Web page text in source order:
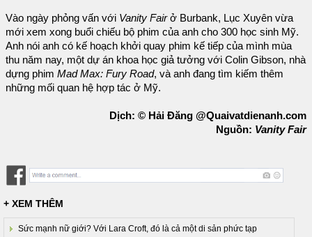
Vào ngày phỏng vấn với Vanity Fairở Burbank, Lục Xuyên vừa
mới xem xong buổi chiếu bộ phim của anh cho 300 học sinh Mỹ.
Anh nói anh có kế hoạch khởi quay phim kế tiếp của mình mùa
thu năm nay, một dự án khoa học giả tưởng với Colin Gibson, nhà
dựng phim Mad Max: Fury Road, và anh đang tìm kiếm thêm
những mối quan hệ hợp tác ở Mỹ.
Dịch: © Hải Đăng @Quaivatdienanh.com
Nguồn: Vanity Fair
+ XEM THÊM
Sức mạnh nữ giới? Với Lara Croft, đó là cả một di sản phức tạp